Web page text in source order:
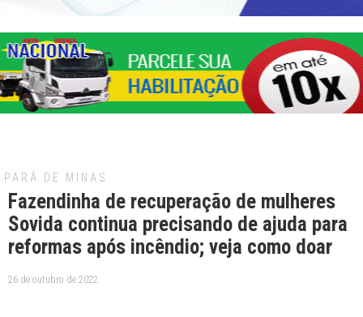
PARÁ DE MINAS
Fazendinha de recuperação de mulheres
Sovida continua precisando de ajuda para
reformas após incêndio; veja como doar
26 de outubro de 2022